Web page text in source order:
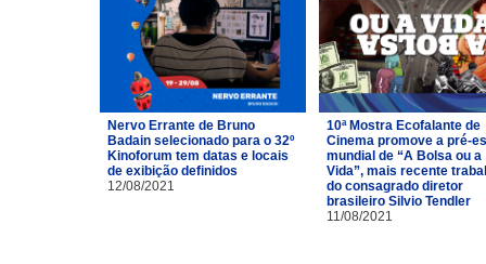
Nervo Errante de Bruno
Badain selecionado para o 32º
Kinoforum tem datas e locais
de exibição definidos
12/08/2021
10ª Mostra Ecofalante de
Cinema promove a pré-
mundial de “A Bolsa ou a
Vida”, mais recente
do consagrado diretor
brasileiro Silvio Tendler
11/08/2021